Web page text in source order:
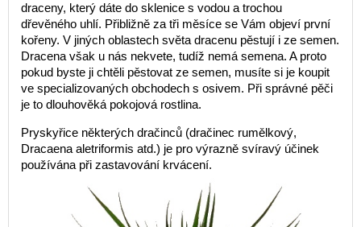
draceny, který dáte do sklenice s vodou a trochou
dřevěného uhlí. Přibližně za tři měsíce se Vám objeví první
kořeny. V jiných oblastech světa dracenu pěstují i ze semen.
Dracena však u nás nekvete, tudíž nemá semena. A proto
pokud byste ji chtěli pěstovat ze semen, musíte si je koupit
ve specializovaných obchodech s osivem. Při správné pěči
je to dlouhověká pokojová rostlina.
Pryskyřice některých dračinců (dračinec rumělkový,
Dracaena aletriformis atd.) je pro výrazně svíravý účinek
používána při zastavování krvácení.